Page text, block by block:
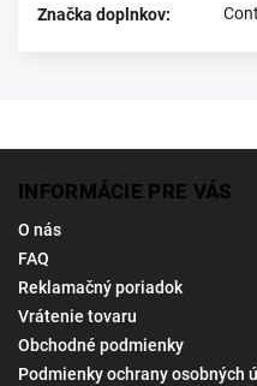
Značka doplnkov:
INFORMÁCIE PRE VÁS
O nás
FAQ
Reklamačný poriadok
Vrátenie tovaru
Obchodné podmienky
Podmienky ochrany osobných